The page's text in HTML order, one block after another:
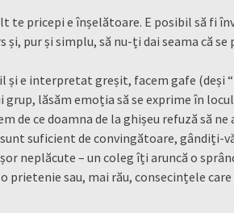
te pricepi e înșelătoare. E posibil să fi
pur și simplu, să nu-ți dai seama că
e interpretat greșit, facem gafe (deși
grup, lăsăm emoția să se exprime în
de ce doamna de la ghișeu refuză să
suficient de convingătoare, gândiți-
neplăcute – un coleg îți aruncă o
prietenie sau, mai rău, consecințele